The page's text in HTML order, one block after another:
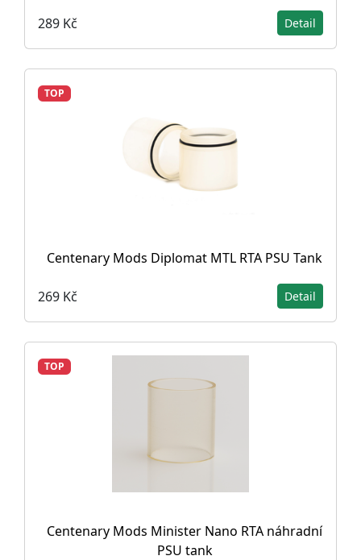
289 Kč Detail
TOP
Centenary Mods Diplomat MTL RTA PSU Tank
269 Kč Detail
TOP
Centenary Mods Minister Nano RTA náhradní
PSU tank